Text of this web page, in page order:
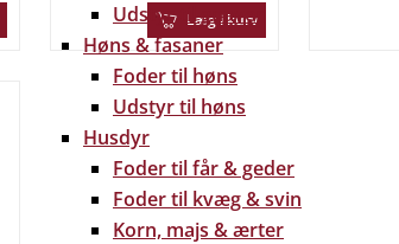
Udstyr til gnaver
Høns & fasaner
Foder til høns
Udstyr til høns
Husdyr
Foder til får & geder
Foder til kvæg & svin
Korn, majs & ærter
Læg i kurv